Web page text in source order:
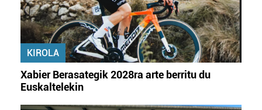
KIROLA
Xabier Berasategik 2028ra arte berritu du
Euskaltelekin